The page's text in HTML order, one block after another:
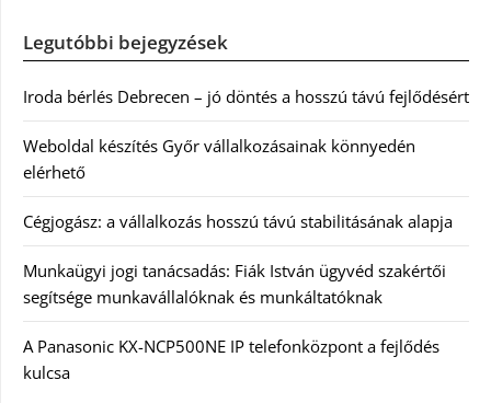
Legutóbbi bejegyzések
Iroda bérlés Debrecen – jó döntés a hosszú távú fejlődésért
Weboldal készítés Győr vállalkozásainak könnyedén
elérhető
Cégjogász: a vállalkozás hosszú távú stabilitásának alapja
Munkaügyi jogi tanácsadás: Fiák István ügyvéd szakértői
segítsége munkavállalóknak és munkáltatóknak
A Panasonic KX-NCP500NE IP telefonközpont a fejlődés
kulcsa